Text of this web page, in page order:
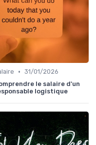
• 31/01/2026
le salaire d'un
logistique